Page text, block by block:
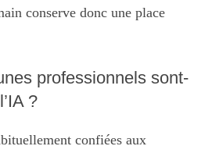
conserve donc une place
professionnels sont-
?
confiées aux